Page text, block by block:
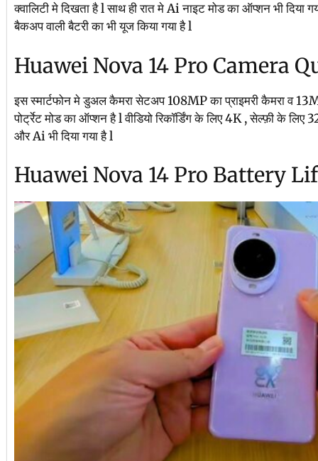
क्वालिटी मे दिखता है l साथ ही रात मे Ai नाइट मोड का ऑप्शन भी
बैकअप वाली बैटरी का भी यूज किया गया है l
Huawei Nova 14 Pro Camera
इस स्मार्टफोन मे डुअल कैमरा सेटअप 108MP का प्राइमरी कैमरा व
पोर्ट्रेट मोड का ऑप्शन है l वीडियो रिकॉर्डिंग के लिए 4K , सेल्फ़ी के
और Ai भी दिया गया है l
Huawei Nova 14 Pro Battery